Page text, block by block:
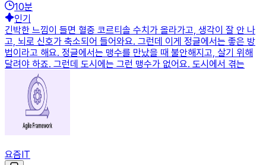
10분
인기
긴박한 느낌이 들면 혈중 코르티솔 수치가 올라가고, 생각이 잘 안 나
고, 뇌로 신호가 축소되어 들어와요. 그런데 이게 정글에서는 좋은 방
법이라고 해요. 정글에서는 맹수를 만났을 때 불안해지고, 살기 위해
달려야 하죠. 그런데 도시에는 그런 맹수가 없어요. 도시에서 겪는
요즘IT